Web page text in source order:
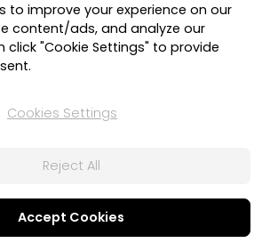
to improve your experience on our
content/ads, and analyze our
click "Cookie Settings" to provide
Cookies Settings
Reject All
Accept Cookies